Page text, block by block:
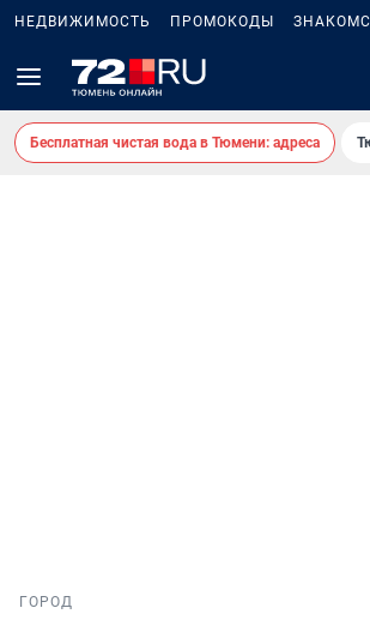
НЕДВИЖИМОСТЬ ПРОМОКОДЫ
Бесплатная чистая вода в Тюмени: адреса
ГОРОД